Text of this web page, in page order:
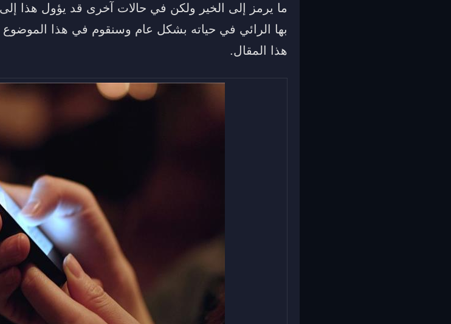
ما يرمز إلى الخير ولكن في حالات آخرى قد يؤول هذا
بها الرائي في حياته بشكل عام وسنقوم في هذا الموضوع
هذا المقال.